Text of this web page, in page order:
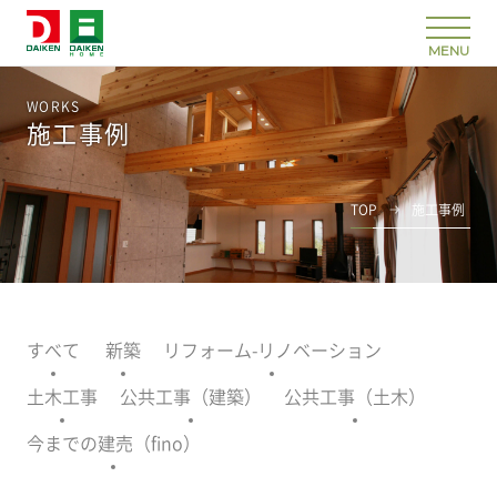
WORKS
施工事例
TOP 施工事例
すべて 新築 リフォーム-リノベーション
土木工事 公共工事（建築） 公共工事（土木）
今までの建売（fino）